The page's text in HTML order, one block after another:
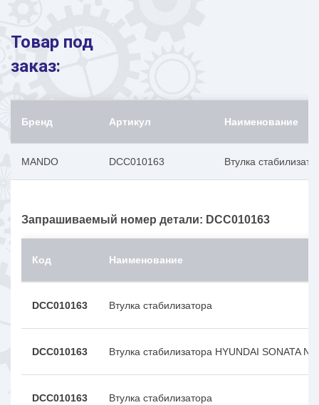
Товар под
заказ:
Бренд Артикул Наименование
MANDO DCC010163 Втулка
Запрашиваемый номер детали: DCC010163
Код Наименование
DCC010163 Втулка стабилизатора
DCC010163 Втулка стабилизатора HYUNDAI SONATA NF
DCC010163 Втулка стабилизатора